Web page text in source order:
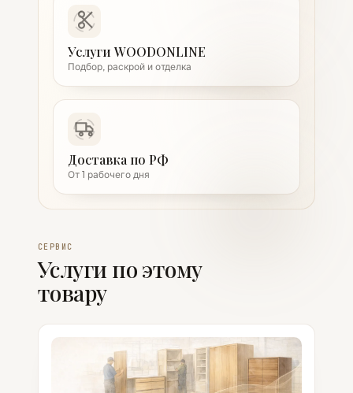
Услуги WOODONLINE
Подбор, раскрой и отделка
Доставка по РФ
От 1 рабочего дня
СЕРВИС
Услуги по этому
товару